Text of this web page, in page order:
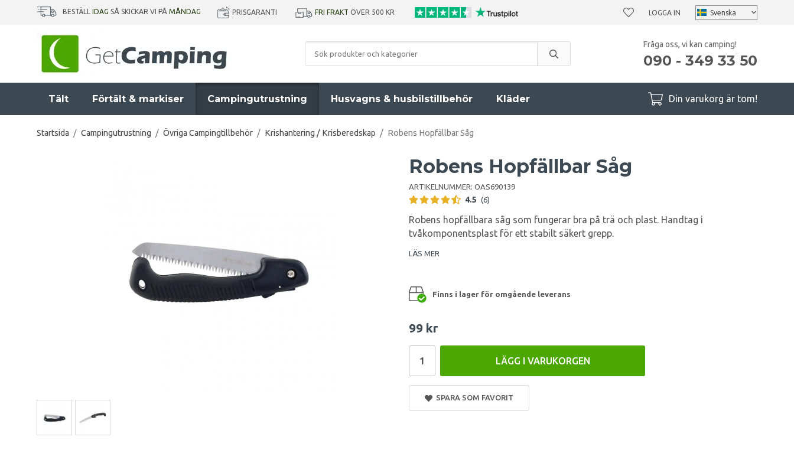
BESTÄLL IDAG SÅ SKICKAR VI PÅ MÅNDAG PRISGARANTI FRI FRAKT ÖVER 500 KR LOGGA IN
Fråga oss, vi kan camping!
090 - 349 33 50
Tält Förtält & markiser Campingutrustning Husvagns & husbilstillbehör Kläder Din varukorg är tom!
Startsida / Campingutrustning / Övriga Campingtillbehör / Krishantering / Krisberedskap / Robens Hopfällbar Såg
Robens Hopfällbar Såg
ARTIKELNUMMER: OAS690139
4.5 (6)
Robens hopfällbara såg som fungerar bra på trä och plast. Handtag i
tvåkomponentsplast för ett stabilt säkert grepp.
LÄS MER
Finns i lager för omgående leverans
99 kr
LÄGG I VARUKORGEN
SPARA SOM FAVORIT